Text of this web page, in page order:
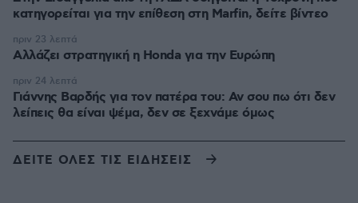
κατηγορείται για την επίθεση στη Marfin, δείτε βίντεο
Αλλάζει στρατηγική η Honda για την Ευρώπη
πριν 23 λεπτά
Γιάννης Βαρδής για τον πατέρα του: Αν σου πω ότι δεν
λείπεις θα είναι ψέμα, δεν σε ξεχνάμε όμως
πριν 24 λεπτά
ΔΕΙΤΕ ΟΛΕΣ ΤΙΣ ΕΙΔΗΣΕΙΣ